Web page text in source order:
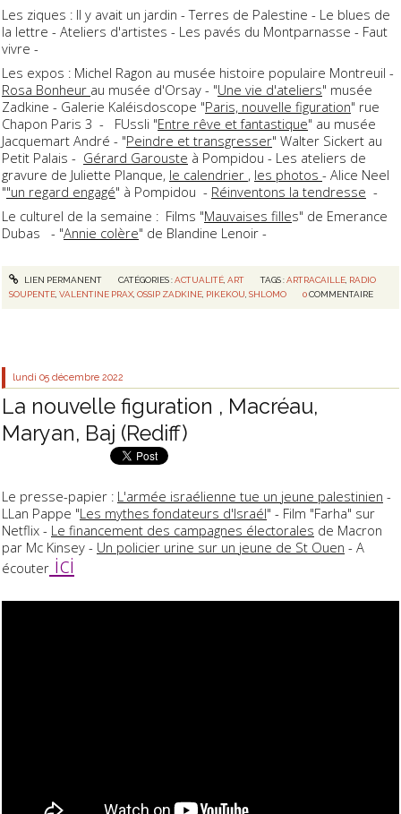
Les ziques : Il y avait un jardin - Terres de Palestine - Le blues de
la lettre - Ateliers d'artistes - Les pavés du Montparnasse - Faut
vivre -
Les expos : Michel Ragon au musée histoire populaire Montreuil -
Rosa Bonheur au musée d'Orsay - "Une vie d'ateliers" musée
Zadkine - Galerie Kaléisdoscope "Paris, nouvelle figuration" rue
Chapon Paris 3 - FUssli "Entre rêve et fantastique" au musée
Jacquemart André - "Peindre et transgresser" Walter Sickert au
Petit Palais - Gérard Garouste à Pompidou - Les ateliers de
gravure de Juliette Planque, le calendrier , les photos - Alice Neel
""un regard engagé" à Pompidou - Réinventons la tendresse -
Le culturel de la semaine : Films "Mauvaises filles" de Emerance
Dubas - "Annie colère" de Blandine Lenoir -
LIEN PERMANENT CATÉGORIES :ACTUALITÉ, ART TAGS :ARTRACAILLE RADIO
SOUPENTE ,VALENTINE PRAX ,OSSIP ZADKINE PIKEKOU ,SHLOMO 0 COMMENTAIRE
lundi 05 décembre 2022
La nouvelle figuration , Macréau,
Maryan, Baj (Rediff)
Le presse-papier : L'armée israélienne tue un jeune palestinien -
LLan Pappe "Les mythes fondateurs d'Israél" - Film "Farha" sur
Netflix - Le financement des campagnes électorales de Macron
par Mc Kinsey - Un policier urine sur un jeune de St Ouen - A
écouter ici